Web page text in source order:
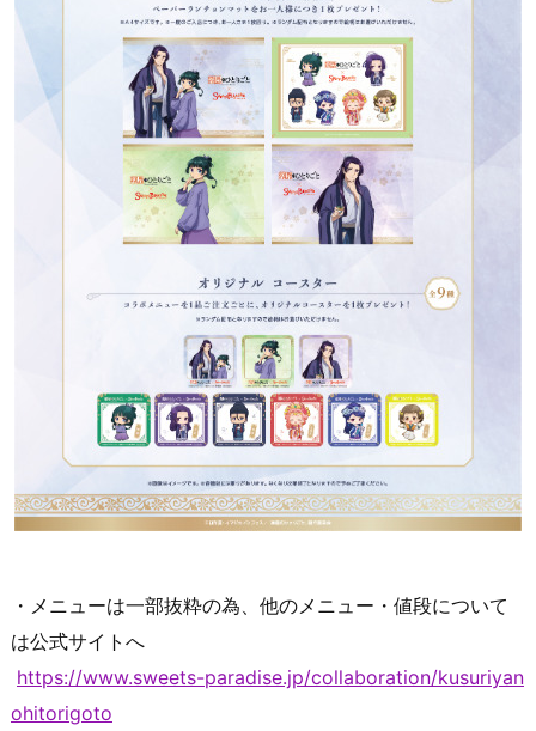
・メニューは一部抜粋の為、他のメニュー・値段について
は公式サイトへ
https://www.sweets-paradise.jp/collaboration/kusuriyan
ohitorigoto